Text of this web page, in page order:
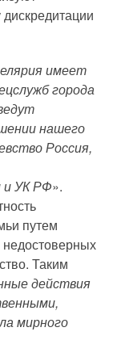
имеет
города
нашего
Россия,
и УК РФ».
путем
Таким
действия
мирного